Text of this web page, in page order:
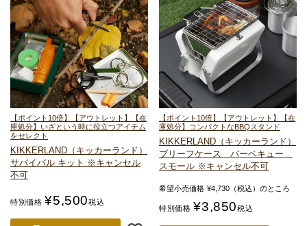
【ポイント10倍】【アウトレット】【在
庫処分】いざという時に役立つアイテム
をセレクト
KIKKERLAND（キッカーランド）
サバイバル キット ※キャンセル
不可
特別価格 ¥5,500税込
【ポイント10倍】【アウトレット】【在
庫処分】コンパクトなBBQスタンド
KIKKERLAND（キッカーランド）
ブリーフケース バーベキュー
スモール ※キャンセル不可
希望小売価格 ¥4,730 （税込）のところ
特別価格 ¥3,850税込